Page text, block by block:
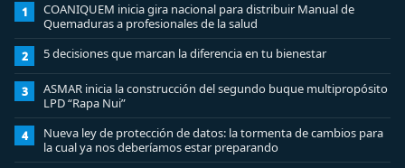
1
COANIQUEM inicia gira nacional para distribuir Manual de
Quemaduras a profesionales de la salud
2 5 decisiones que marcan la diferencia en tu bienestar
3
ASMAR inicia la construcción del segundo buque multipropósito
LPD “Rapa Nui”
4
Nueva ley de protección de datos: la tormenta de cambios para
la cual ya nos deberíamos estar preparando